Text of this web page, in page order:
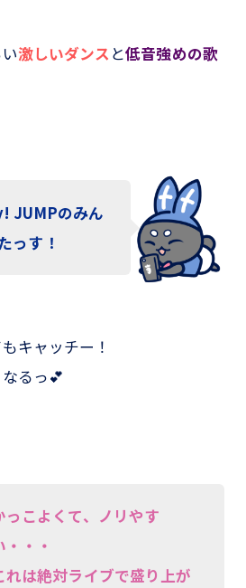
激しいダンス と低音強めの歌
JUMPのみん
っす！
キャッチー！
るっ💕
っこよくて、ノリやす
・・・
れは絶対ライブで盛り上が